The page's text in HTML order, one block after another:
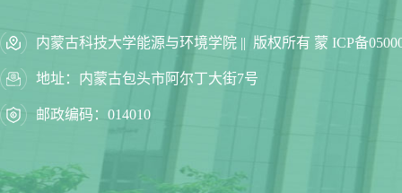
内蒙古科技大学能源与环境学院 || 版权所有 蒙 ICP备
地址：内蒙古包头市阿尔丁大街7号
邮政编码：014010